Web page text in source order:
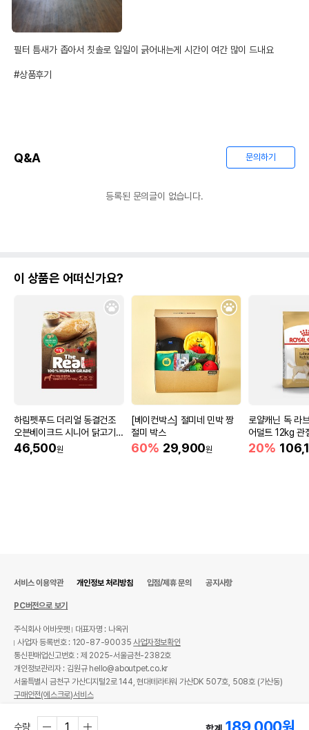
필터 틈새가 좁아서 칫솔로 일일이 긁어내는게 시간이 여간 많이 드내요
#상품후기
Q&A 문의하기
등록된 문의글이 없습니다.
이 상품은 어떠신가요?
하림펫푸드 더리얼 동결건조
오븐베이크드 시니어 닭고기 1.
6kg
46,500원
[베이컨박스] 절미네 민박 짱
절미 박스
60% 29,900원
로얄캐닌 독 라
어덜트 12kg 관
20%
수량 189,000원
서비스 이용약관 개인정보 처리방침 입점/제휴 문의 공지사항
PC버전으로 보기
주식회사 어바웃펫
대표자명 : 나옥귀
사업자 등록번호 : 120-87-90035사업자정보확인
통신판매업신고번호 : 제 2025-서울금천-2382호
개인정보관리자 : 김원규 hello@aboutpet.co.kr
서울특별시 금천구 가산디지털2로 144, 현대테라타워 가산DK 507호, 508호 (가산동)
구매안전(에스크로)서비스